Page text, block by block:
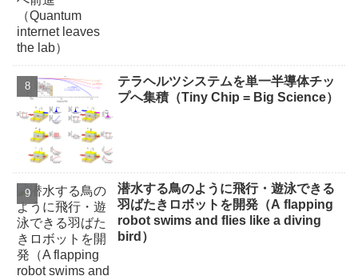
テラヘルツシステムを単一半導体チッ
プへ集積（Tiny Chip = Big Science）
潜水する鳥のように飛行・遊泳できる
羽ばたきロボットを開発（A flapping
robot swims and flies like a diving
bird）